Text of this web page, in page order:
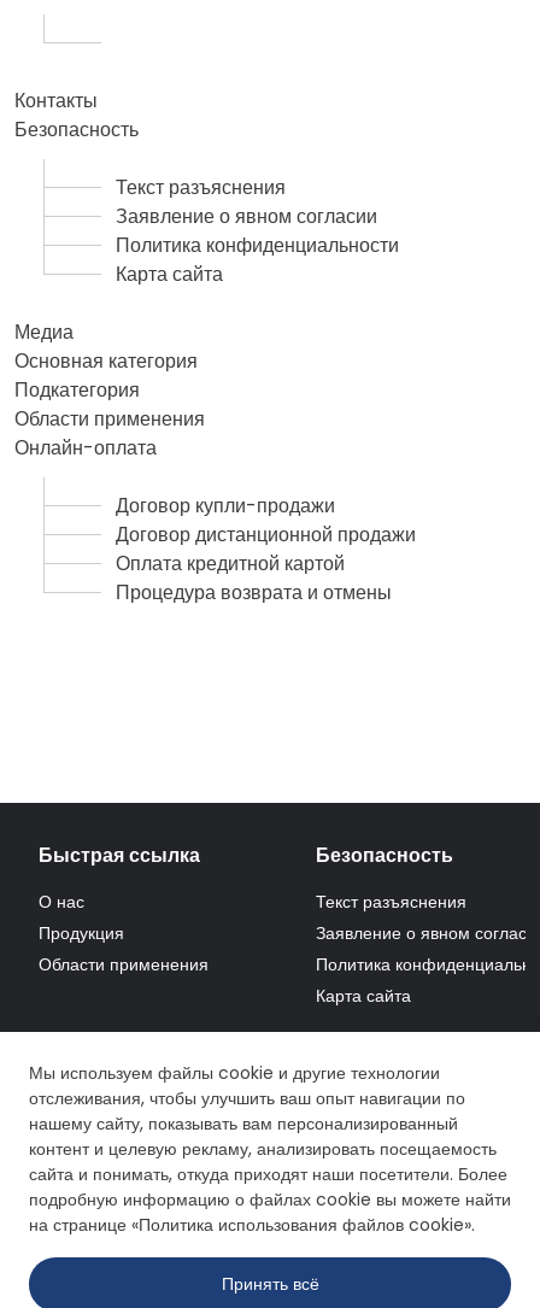
Мы используем файлы cookie и другие технологии
отслеживания, чтобы улучшить ваш опыт навигации по
нашему сайту, показывать вам персонализированный
контент и целевую рекламу, анализировать посещаемость
сайта и понимать, откуда приходят наши посетители. Более
подробную информацию о файлах cookie вы можете найти
на странице «Политика использования файлов cookie».
Принять всё
Контакты
Безопасность
Текст разъяснения
Заявление о явном согласии
Политика конфиденциальности
Карта сайта
Медиа
Основная категория
Подкатегория
Области применения
Онлайн-оплата
Договор купли-продажи
Договор дистанционной продажи
Оплата кредитной картой
Процедура возврата и отмены
Быстрая ссылка
О нас
Продукция
Области применения
Безопасность
Текст разъяснения
Заявление о явном
Политика
Карта сайта